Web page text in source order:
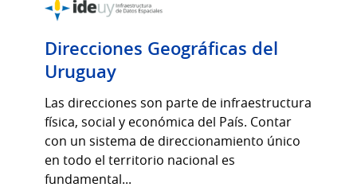
Direcciones Geográficas del
Uruguay
Las direcciones son parte de infraestructura
física, social y económica del País. Contar
con un sistema de direccionamiento único
en todo el territorio nacional es
fundamental...